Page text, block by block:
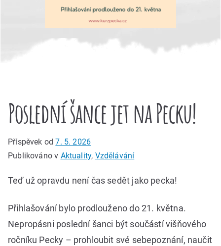
Poslední šance jet na Pecku!
Příspěvek od7. 5. 2026
Publikováno v Aktuality, Vzdělávání
Teď už opravdu není čas sedět jako pecka!
Přihlašování bylo prodlouženo do 21. května.
Nepropásni poslední šanci být součástí višňového
ročníku Pecky – prohloubit své sebepoznání, naučit